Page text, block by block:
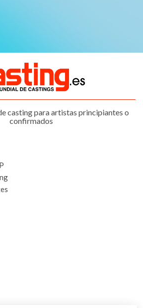
casting para artistas principiantes o
confirmados